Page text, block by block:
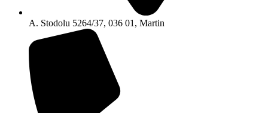
A. Stodolu 5264/37, 036 01, Martin